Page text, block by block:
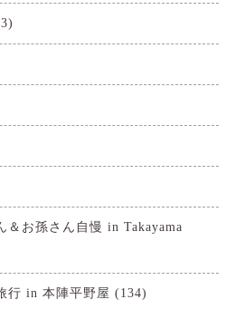
＆お孫さん自慢 in Takayama
行 in 本陣平野屋 (134)